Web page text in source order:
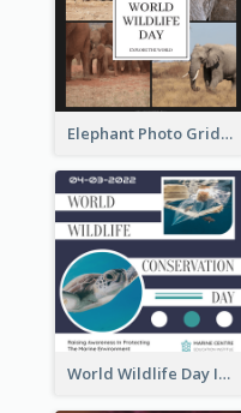
Elephant Photo Grid World Wildlife Day Instagram Post
World Wildlife Day Instagram Post